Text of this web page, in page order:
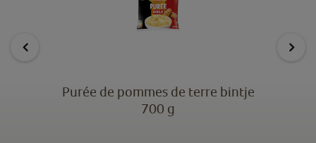
Purée de pommes de terre bintje
700 g